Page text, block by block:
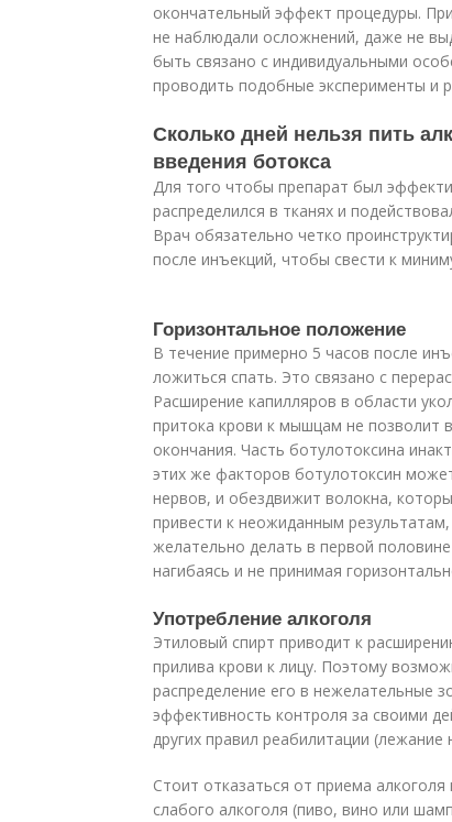
окончательный эффект процедуры.
не наблюдали осложнений, даже не
быть связано с индивидуальными
проводить подобные эксперименты и
Сколько дней нельзя пить
введения ботокса
Для того чтобы препарат был
распределился в тканях и
Врач обязательно четко
после инъекций, чтобы свести к
Горизонтальное положение
В течение примерно 5 часов после
ложиться спать. Это связано с
Расширение капилляров в области
притока крови к мышцам не позволит
окончания. Часть ботулотоксина
этих же факторов ботулотоксин
нервов, и обездвижит волокна,
привести к неожиданным
желательно делать в первой
нагибаясь и не принимая
Употребление алкоголя
Этиловый спирт приводит к
прилива крови к лицу. Поэтому
распределение его в нежелательные
эффективность контроля за своими
других правил реабилитации
Стоит отказаться от приема
слабого алкоголя (пиво, вино или